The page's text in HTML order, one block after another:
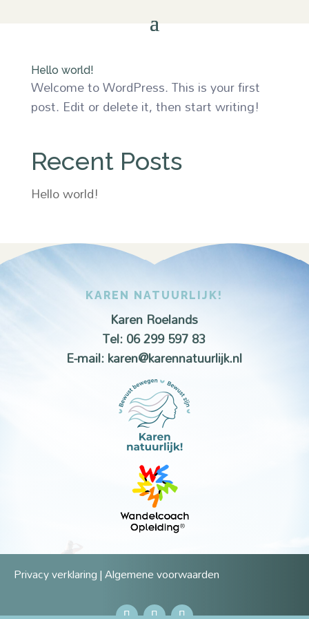
Hello world!
Welcome to WordPress. This is your first
post. Edit or delete it, then start writing!
Recent Posts
Hello world!
KAREN NATUURLIJK!
Karen Roelands
Tel: 06 299 597 83
E-mail:karen@karennatuurlijk.nl
Privacy verklaring|Algemene voorwaarden